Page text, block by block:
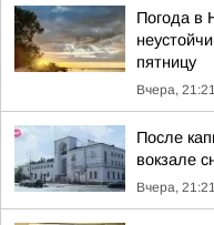
Погода в
пятницу
Вчера, 21:21
После
вокзале
Вчера, 21:21